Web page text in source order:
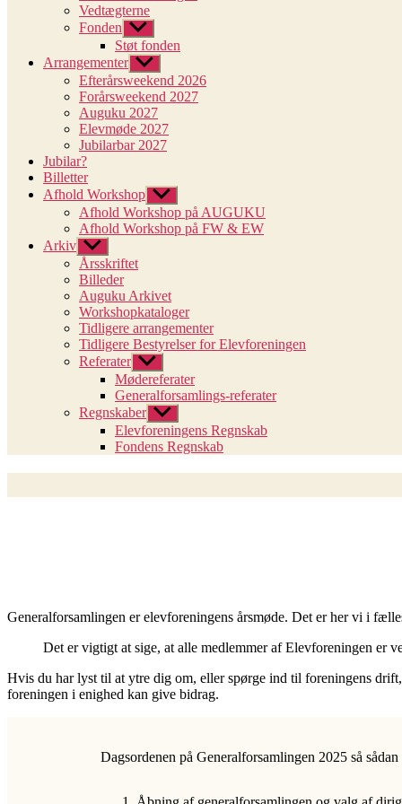
Vedtægterne
Fonden Vis
undermenu
Støt fonden
Arrangementer Vis
undermenu
Efterårsweekend 2026
Forårsweekend 2027
Auguku 2027
Elevmøde 2027
Jubilarbar 2027
Jubilar?
Billetter
Afhold Workshop Vis
undermenu
Afhold Workshop på AUGUKU
Afhold Workshop på FW & EW
Arkiv Vis
undermenu
Årsskriftet
Billeder
Auguku Arkivet
Workshopkataloger
Tidligere arrangementer
Tidligere Bestyrelser for Elevforeningen
Referater Vis
undermenu
Mødereferater
Generalforsamlings-referater
Regnskaber Vis
undermenu
Elevforeningens Regnskab
Fondens Regnskab
Generalforsamlingen er elevforeningens årsmøde. Det er her vi i
Det er vigtigt at sige, at alle medlemmer af Elevforeningen er
Hvis du har lyst til at ytre dig om, eller spørge ind til foreningens
foreningen i enighed kan give bidrag.
Dagsordenen på Generalforsamlingen 2025 så sådan